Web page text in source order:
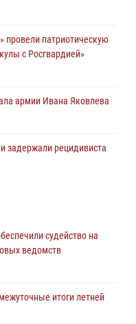
патриотическую
с Росгвардией»
армии Ивана Яковлева
задержали рецидивиста
военно-полевые
воров в Челябинске
задержали
судейство на
ведомств
итоги летней